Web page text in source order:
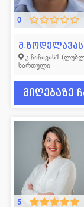
0
კ.ჩაჩავას1
სართული
მიღებაზე
5